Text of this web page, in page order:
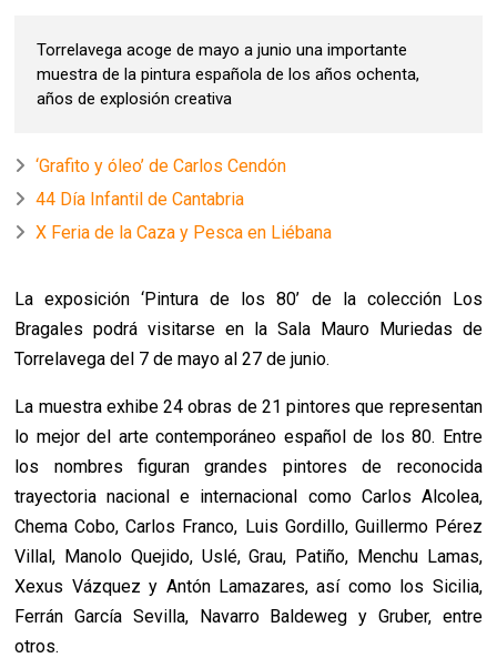
Torrelavega acoge de mayo a junio una importante
muestra de la pintura española de los años ochenta,
años de explosión creativa
‘Grafito y óleo’ de Carlos Cendón
44 Día Infantil de Cantabria
X Feria de la Caza y Pesca en Liébana
La exposición ‘Pintura de los 80’ de la colección Los
Bragales podrá visitarse en la Sala Mauro Muriedas de
Torrelavega del 7 de mayo al 27 de junio.
La muestra exhibe 24 obras de 21 pintores que representan
lo mejor del arte contemporáneo español de los 80. Entre
los nombres figuran grandes pintores de reconocida
trayectoria nacional e internacional como Carlos Alcolea,
Chema Cobo, Carlos Franco, Luis Gordillo, Guillermo Pérez
Villal, Manolo Quejido, Uslé, Grau, Patiño, Menchu Lamas,
Xexus Vázquez y Antón Lamazares, así como los Sicilia,
Ferrán García Sevilla, Navarro Baldeweg y Gruber, entre
otros.